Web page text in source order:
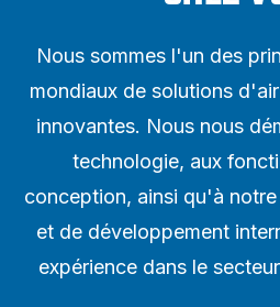
Nous sommes l'un des
mondiaux de solutions
innovantes. Nous nous
technologie, aux
conception, ainsi qu'à
et de développement
expérience dans le